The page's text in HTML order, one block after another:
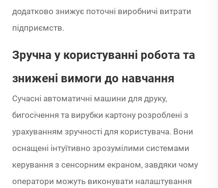
додатково знижує поточні виробничі витрати
підприємств.
Зручна у користуванні робота та
знижені вимоги до навчання
Сучасні автоматичні машини для друку,
бигосічення та вирубки картону розроблені з
урахуванням зручності для користувача. Вони
оснащені інтуїтивно зрозумілими системами
керування з сенсорним екраном, завдяки чому
оператори можуть виконувати налаштування